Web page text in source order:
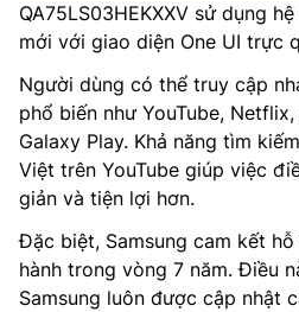
QA75LS03HEKXXV sử dụng
mới với giao diện One UI trực
Người dùng có thể truy cập
phổ biến như YouTube, Netflix,
Galaxy Play. Khả năng tìm
Việt trên YouTube giúp việc
giản và tiện lợi hơn.
Đặc biệt, Samsung cam kết
hành trong vòng 7 năm. Điều
Samsung luôn được cập nhật